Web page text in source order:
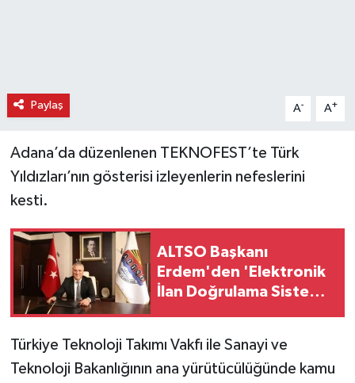
Paylaş A- A+
Adana’da düzenlenen TEKNOFEST’te Türk
Yıldızları’nın gösterisi izleyenlerin nefeslerini
kesti.
ALTSO Başkanı
Erdem'den 'Elektronik
İlan Doğrulama Sistemi'
getirilmeli'
Türkiye Teknoloji Takımı Vakfı ile Sanayi ve
Teknoloji Bakanlığının ana yürütücülüğünde kamu